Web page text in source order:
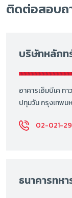
ติดต่อสอบถ
บริษัทหลักท
อาคารเอ็มบีเค ท
ปทุมวัน กรุงเทพม
02-021-
ธนาคารทห